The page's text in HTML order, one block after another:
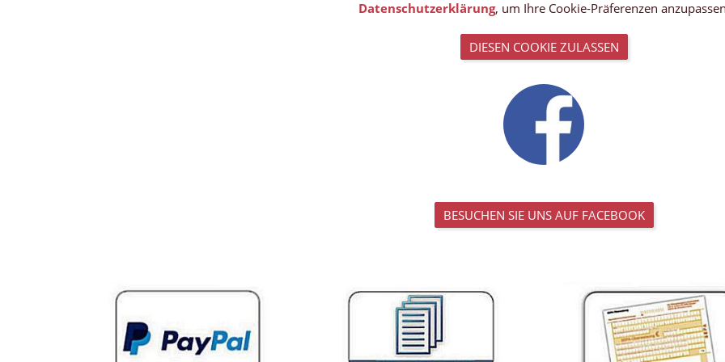
Datenschutzerklärung, um Ihre Cookie-Präferenzen
DIESEN COOKIE ZULASSEN
BESUCHEN SIE UNS AUF FACEBOOK